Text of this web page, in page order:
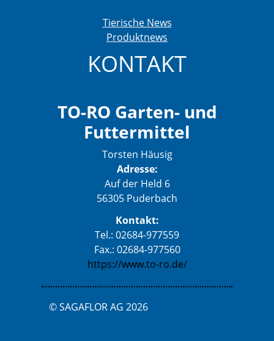
Tierische News
Produktnews
KONTAKT
TO-RO Garten- und
Futtermittel
Torsten Häusig
Adresse:
Auf der Held 6
56305 Puderbach
Kontakt:
Tel.: 02684-977559
Fax.: 02684-977560
https://www.to-ro.de/
© SAGAFLOR AG 2026